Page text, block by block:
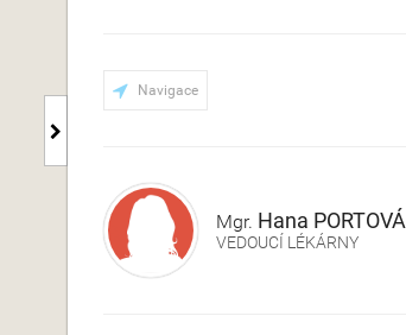
Navigace
Mgr. Hana PORTOVÁ
VEDOUCÍ LÉKÁRNY